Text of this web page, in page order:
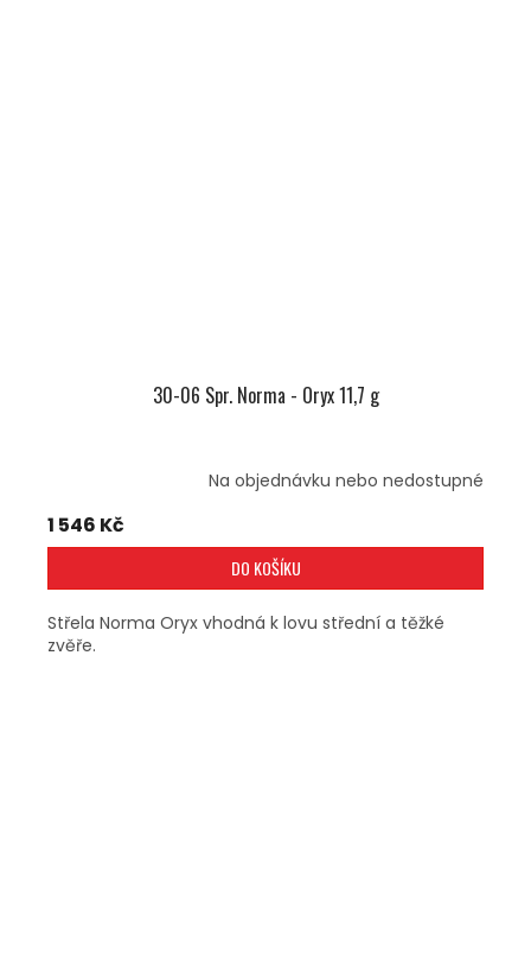
30-06 Spr. Norma - Oryx 11,7 g
Na objednávku nebo nedostupné
1 546 Kč
DO KOŠÍKU
Střela Norma Oryx vhodná k lovu střední a těžké
zvěře.